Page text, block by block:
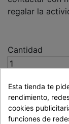
regalar la
Cantidad
Esta tienda te
rendimiento,
cookies
funciones de